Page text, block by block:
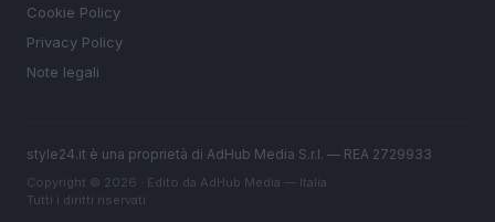
Cookie Policy
Privacy Policy
Note legali
style24.it è una proprietà di AdHub Media S.r.l. — REA 2729933
Copyright © 2026 · Edito da AdHub Media — Italia
Tutti i diritti riservati